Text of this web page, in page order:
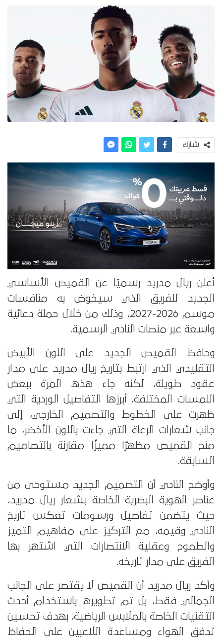
شارك
أعلن ريال مدريد رسميًا عن القميص الأساسي
الجديد للفريق الذي سيخوض به منافسات
موسم 2026-2027، وذلك من خلال حملة دعائية
واسعة عبر منصات النادي الرسمية.
وحافظ القميص الجديد على اللون الأبيض
التقليدي الذي ارتبط بتاريخ ريال مدريد على مدار
عقود طويلة، لكنه جاء هذه المرة ببعض
اللمسات المختلفة، أبرزها التفاصيل الوردية التي
ظهرت على الخطوط والتصميم الخارجي، إلى
جانب شعارات الرعاة التي جاءت باللون الأخضر، ما
منح القميص مظهرًا مميزًا مقارنة بالتصاميم
السابقة.
وأوضح النادي أن التصميم الجديد مستوحى من
عناصر الهوية البصرية الخاصة بشعار ريال مدريد،
حيث يتضمن تفاصيل ورسومات تعكس تاريخ
النادي وقيمه، مع التركيز على مفاهيم التميز
والطموح وعقلية الانتصارات التي اشتهر بها
الفريق على مدار تاريخه.
وأكد ريال مدريد أن القميص لا يقتصر على الجانب
الجمالي فقط، بل تم تطويره باستخدام أحدث
التقنيات الخاصة بالملابس الرياضية، بهدف تحسين
تدفق الهواء ومساعدة اللاعبين على الحفاظ